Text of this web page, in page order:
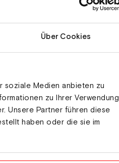
Über Cookies
soziale Medien anbieten zu
zu Ihrer Verwendung
Unsere Partner führen diese
haben oder die sie im